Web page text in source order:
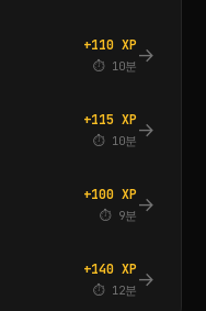
+110 XP
⏱ 10분 →
+115 XP
⏱ 10분 →
+100 XP
⏱ 9분 →
+140 XP
⏱ 12분 →